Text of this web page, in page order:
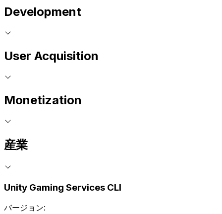
Development
User Acquisition
Monetization
産業
Unity Gaming Services CLI
バージョン: